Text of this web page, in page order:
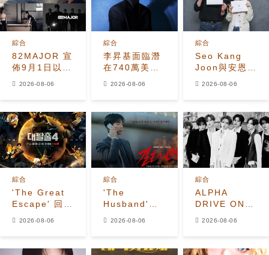
82MAJOR 宣
佈9月1日以全
綜合
2026-08-06
李昇基面臨潛
在740萬美元
款恐受牽連
綜合
2026-08-06
Seo Kang
Joon與安恩真
綜合
2026-08-06
'The Great
Escape' 回
夫勝寛加入全
綜合
2026-08-06
'The
Husband'收
榜首，懸疑劇
綜合
2026-08-06
ALPHA
DRIVE ONE
霸氣預告照
綜合
2026-08-06